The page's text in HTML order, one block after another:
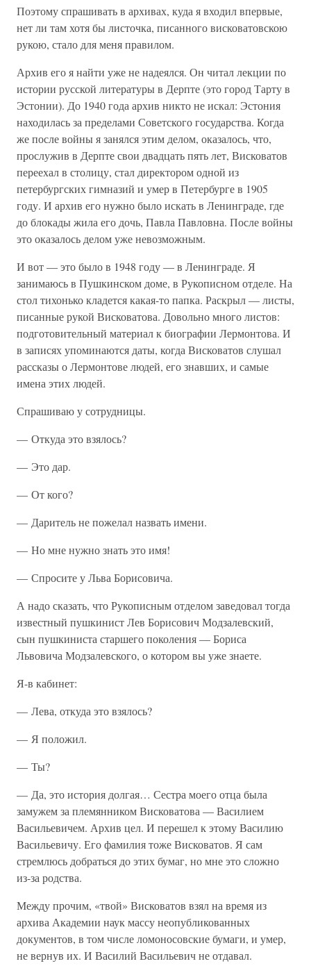
Поэтому спрашивать в архивах, куда я входил впервые,
нет ли там хотя бы листочка, писанного висковатовскою
рукою, стало для меня правилом.
Архив его я найти уже не надеялся. Он читал лекции по
истории русской литературы в Дерпте (это город Тарту в
Эстонии). До 1940 года архив никто не искал: Эстония
находилась за пределами Советского государства. Когда
же после войны я занялся этим делом, оказалось, что,
прослужив в Дерпте свои двадцать пять лет, Висковатов
переехал в столицу, стал директором одной из
петербургских гимназий и умер в Петербурге в 1905
году. И архив его нужно было искать в Ленинграде, где
до блокады жила его дочь, Павла Павловна. После войны
это оказалось делом уже невозможным.
И вот — это было в 1948 году — в Ленинграде. Я
занимаюсь в Пушкинском доме, в Рукописном отделе. На
стол тихонько кладется какая-то папка. Раскрыл — листы,
писанные рукой Висковатова. Довольно много листов:
подготовительный материал к биографии Лермонтова. И
в записях упоминаются даты, когда Висковатов слушал
рассказы о Лермонтове людей, его знавших, и самые
имена этих людей.
Спрашиваю у сотрудницы.
— Откуда это взялось?
— Это дар.
— От кого?
— Даритель не пожелал назвать имени.
— Но мне нужно знать это имя!
— Спросите у Льва Борисовича.
А надо сказать, что Рукописным отделом заведовал тогда
известный пушкинист Лев Борисович Модзалевский,
сын пушкиниста старшего поколения — Бориса
Львовича Модзалевского, о котором вы уже знаете.
Я-в кабинет:
— Лева, откуда это взялось?
— Я положил.
— Ты?
— Да, это история долгая… Сестра моего отца была
замужем за племянником Висковатова — Василием
Васильевичем. Архив цел. И перешел к этому Василию
Васильевичу. Его фамилия тоже Висковатов. Я сам
стремлюсь добраться до этих бумаг, но мне это сложно
из-за родства.
Между прочим, «твой» Висковатов взял на время из
архива Академии наук массу неопубликованных
документов, в том числе ломоносовские бумаги, и умер,
не вернув их. И Василий Васильевич не отдавал.